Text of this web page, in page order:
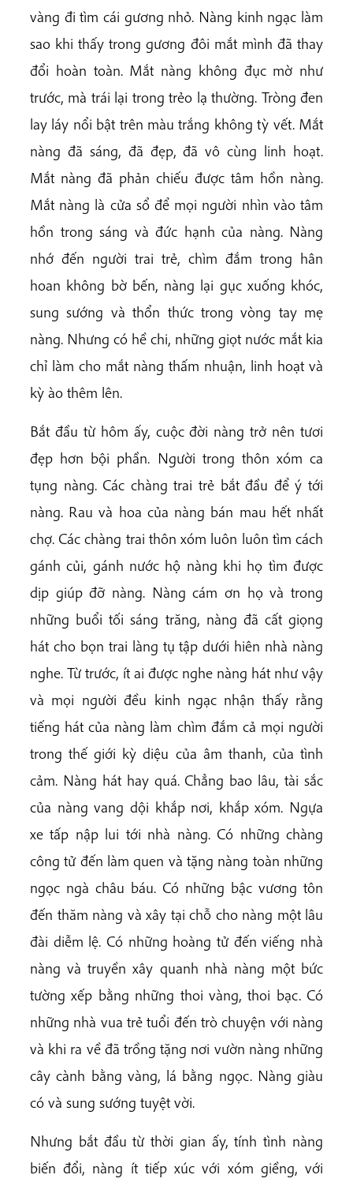
vàng đi tìm cái gương nhỏ. Nàng kinh ngạc làm
sao khi thấy trong gương đôi mắt mình đã thay
đổi hoàn toàn. Mắt nàng không đục mờ như
trước, mà trái lại trong trẻo lạ thường. Tròng đen
lay láy nổi bật trên màu trắng không tỳ vết. Mắt
nàng đã sáng, đã đẹp, đã vô cùng linh hoạt.
Mắt nàng đã phản chiếu được tâm hồn nàng.
Mắt nàng là cửa sổ để mọi người nhìn vào tâm
hồn trong sáng và đức hạnh của nàng. Nàng
nhớ đến người trai trẻ, chìm đắm trong hân
hoan không bờ bến, nàng lại gục xuống khóc,
sung sướng và thổn thức trong vòng tay mẹ
nàng. Nhưng có hề chi, những giọt nước mắt kia
chỉ làm cho mắt nàng thấm nhuận, linh hoạt và
kỳ ào thêm lên.
Bắt đầu từ hôm ấy, cuộc đời nàng trở nên tươi
đẹp hơn bội phần. Người trong thôn xóm ca
tụng nàng. Các chàng trai trẻ bắt đầu để ý tới
nàng. Rau và hoa của nàng bán mau hết nhất
chợ. Các chàng trai thôn xóm luôn luôn tìm cách
gánh củi, gánh nước hộ nàng khi họ tìm được
dịp giúp đỡ nàng. Nàng cám ơn họ và trong
những buổi tối sáng trăng, nàng đã cất giọng
hát cho bọn trai làng tụ tập dưới hiên nhà nàng
nghe. Từ trước, ít ai được nghe nàng hát như vậy
và mọi người đều kinh ngạc nhận thấy rằng
tiếng hát của nàng làm chìm đắm cả mọi người
trong thế giới kỳ diệu của âm thanh, của tình
cảm. Nàng hát hay quá. Chẳng bao lâu, tài sắc
của nàng vang dội khắp nơi, khắp xóm. Ngựa
xe tấp nập lui tới nhà nàng. Có những chàng
công tử đến làm quen và tặng nàng toàn những
ngọc ngà châu báu. Có những bậc vương tôn
đến thăm nàng và xây tại chỗ cho nàng một lâu
đài diễm lệ. Có những hoàng tử đến viếng nhà
nàng và truyền xây quanh nhà nàng một bức
tường xếp bằng những thoi vàng, thoi bạc. Có
những nhà vua trẻ tuổi đến trò chuyện với nàng
và khi ra về đã trồng tặng nơi vườn nàng những
cây cành bằng vàng, lá bằng ngọc. Nàng giàu
có và sung sướng tuyệt vời.
Nhưng bắt đầu từ thời gian ấy, tính tình nàng
biến đổi, nàng ít tiếp xúc với xóm giềng, với